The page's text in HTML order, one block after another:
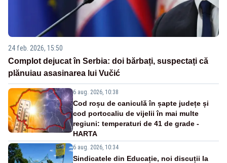
24 feb. 2026, 15:50
Complot dejucat în Serbia: doi bărbați, suspectați că
plănuiau asasinarea lui Vučić
6 aug. 2026, 10:38
Cod roșu de caniculă în șapte județe și
cod portocaliu de vijelii în mai multe
regiuni: temperaturi de 41 de grade -
HARTA
6 aug. 2026, 10:34
Sindicatele din Educație, noi discuții la